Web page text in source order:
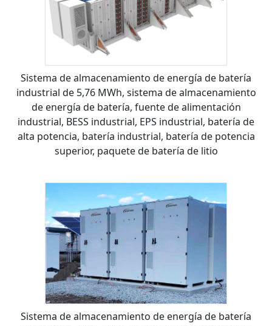
Sistema de almacenamiento de energía de batería
industrial de 5,76 MWh, sistema de almacenamiento
de energía de batería, fuente de alimentación
industrial, BESS industrial, EPS industrial, batería de
alta potencia, batería industrial, batería de potencia
superior, paquete de batería de litio
Sistema de almacenamiento de energía de batería